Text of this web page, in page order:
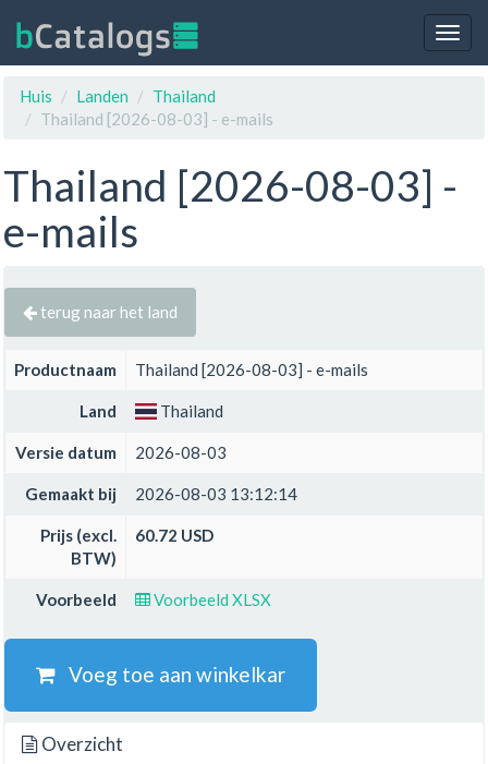
Huis
Landen
Thailand
Thailand [2026-08-03] - e-mails
Thailand [2026-08-03] -
e-mails
terug naar het land
Productnaam Thailand [2026-08-03] - e-mails
Land Thailand
Versie datum 2026-08-03
Gemaakt bij 2026-08-03 13:12:14
Prijs (excl.
BTW)
60.72 USD
Voorbeeld Voorbeeld XLSX
Voeg toe aan winkelkar
Overzicht